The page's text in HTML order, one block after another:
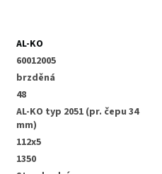
AL-KO
60012005
brzděná
48
AL-KO typ 2051 (pr. čepu 34
mm)
112x5
1350